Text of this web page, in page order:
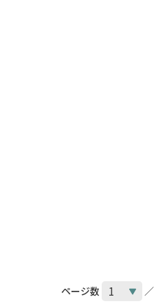
ページ数 ／